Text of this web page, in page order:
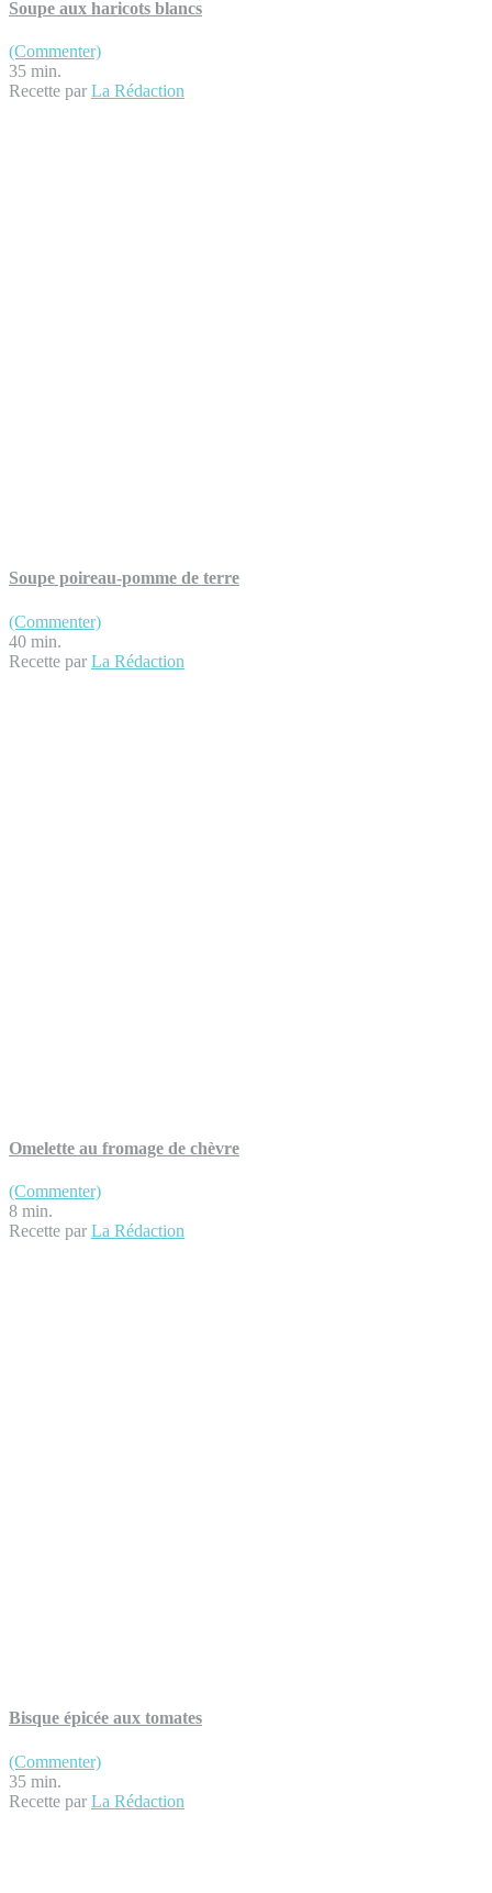
Soupe aux haricots blancs
(Commenter)
35 min.
Recette par La Rédaction
Soupe poireau-pomme de terre
(Commenter)
40 min.
Recette par La Rédaction
Omelette au fromage de chèvre
(Commenter)
8 min.
Recette par La Rédaction
Bisque épicée aux tomates
(Commenter)
35 min.
Recette par La Rédaction